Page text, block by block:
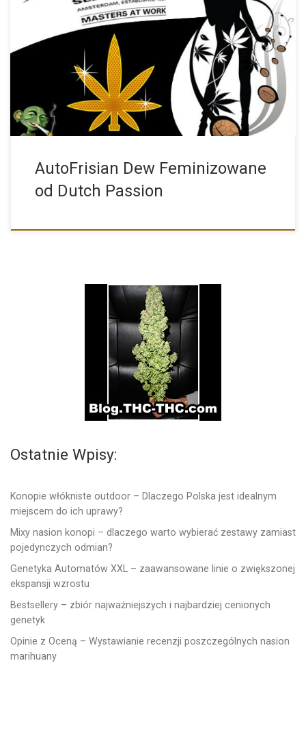
Odmiana AutoFrisian Dew Feminizowane od Dutch Passion jest
AutoFrisian Dew Feminizowane
od Dutch Passion
Ostatnie Wpisy:
Konopie włókniste outdoor – Dlaczego Polska jest idealnym
miejscem do ich uprawy?
Mixy nasion konopi – dlaczego warto wybierać zestawy zamiast
pojedynczych odmian?
Genetyka Automatów XXL – zaawansowane linie o zwiększonej
ekspansji wzrostu
Bestsellery – zbiór najważniejszych i najbardziej cenionych
genetyk
Opinie z Oceną – Wystawianie recenzji poszczególnych nasion
marihuany